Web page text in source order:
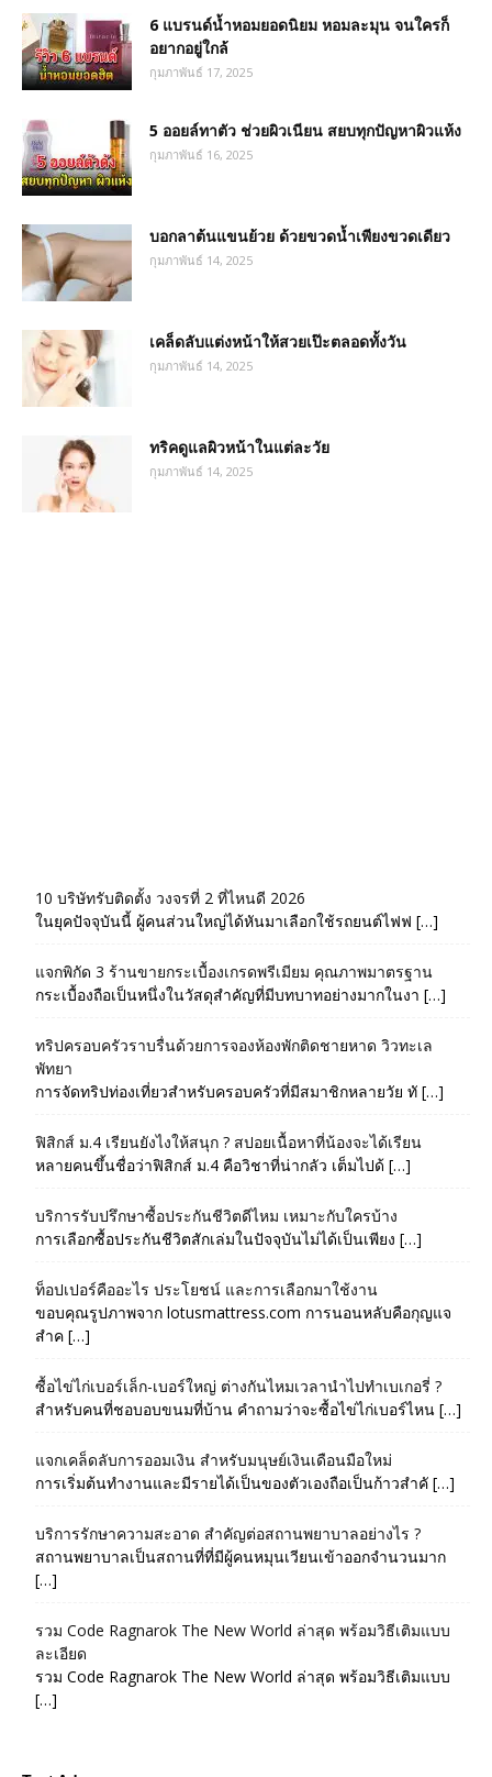
6 แบรนด์น้ำหอมยอดนิยม หอมละมุน จนใครก็
อยากอยู่ใกล้
กุมภาพันธ์ 17, 2025
5 ออยล์ทาตัว ช่วยผิวเนียน สยบทุกปัญหาผิวแห้ง
กุมภาพันธ์ 16, 2025
บอกลาต้นแขนย้วย ด้วยขวดน้ำเพียงขวดเดียว
กุมภาพันธ์ 14, 2025
เคล็ดลับแต่งหน้าให้สวยเป๊ะตลอดทั้งวัน
กุมภาพันธ์ 14, 2025
ทริคดูแลผิวหน้าในแต่ละวัย
กุมภาพันธ์ 14, 2025
10 บริษัทรับติดตั้ง วงจรที่ 2 ที่ไหนดี 2026
ในยุคปัจจุบันนี้ ผู้คนส่วนใหญ่ได้หันมาเลือกใช้รถยนต์ไฟฟ […]
แจกพิกัด 3 ร้านขายกระเบื้องเกรดพรีเมียม คุณภาพมาตรฐาน
กระเบื้องถือเป็นหนึ่งในวัสดุสำคัญที่มีบทบาทอย่างมากในงา […]
ทริปครอบครัวราบรื่นด้วยการจองห้องพักติดชายหาด วิวทะเล
พัทยา
การจัดทริปท่องเที่ยวสำหรับครอบครัวที่มีสมาชิกหลายวัย ทั […]
ฟิสิกส์ ม.4 เรียนยังไงให้สนุก ? สปอยเนื้อหาที่น้องจะได้เรียน
หลายคนขึ้นชื่อว่าฟิสิกส์ ม.4 คือวิชาที่น่ากลัว เต็มไปด้ […]
บริการรับปรึกษาซื้อประกันชีวิตดีไหม เหมาะกับใครบ้าง
การเลือกซื้อประกันชีวิตสักเล่มในปัจจุบันไม่ได้เป็นเพียง […]
ท็อปเปอร์คืออะไร ประโยชน์ และการเลือกมาใช้งาน
ขอบคุณรูปภาพจาก lotusmattress.com การนอนหลับคือกุญแจ
สำค […]
ซื้อไข่ไก่เบอร์เล็ก-เบอร์ใหญ่ ต่างกันไหมเวลานำไปทำเบเกอรี่ ?
สำหรับคนที่ชอบอบขนมที่บ้าน คำถามว่าจะซื้อไข่ไก่เบอร์ไหน […]
แจกเคล็ดลับการออมเงิน สำหรับมนุษย์เงินเดือนมือใหม่
การเริ่มต้นทำงานและมีรายได้เป็นของตัวเองถือเป็นก้าวสำคั […]
บริการรักษาความสะอาด สำคัญต่อสถานพยาบาลอย่างไร ?
สถานพยาบาลเป็นสถานที่ที่มีผู้คนหมุนเวียนเข้าออกจำนวนมาก
[…]
รวม Code Ragnarok The New World ล่าสุด พร้อมวิธีเติมแบบ
ละเอียด
รวม Code Ragnarok The New World ล่าสุด พร้อมวิธีเติมแบบ
[…]